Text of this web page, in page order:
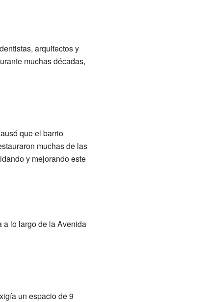
arquitectos y
muchas décadas,
que el barrio
muchas de las
y mejorando este
a lo largo de la Avenida
un espacio de 9